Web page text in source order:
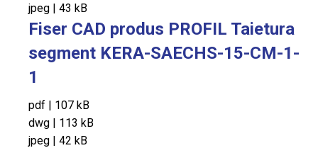
jpeg | 43 kB
Fiser CAD produs PROFIL Taietura
segment KERA-SAECHS-15-CM-1-
1
pdf | 107 kB
dwg | 113 kB
jpeg | 42 kB